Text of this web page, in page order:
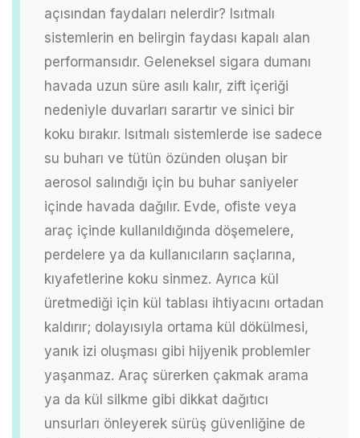
açısından faydaları nelerdir? Isıtmalı
sistemlerin en belirgin faydası kapalı alan
performansıdır. Geleneksel sigara dumanı
havada uzun süre asılı kalır, zift içeriği
nedeniyle duvarları sarartır ve sinici bir
koku bırakır. Isıtmalı sistemlerde ise sadece
su buharı ve tütün özünden oluşan bir
aerosol salındığı için bu buhar saniyeler
içinde havada dağılır. Evde, ofiste veya
araç içinde kullanıldığında döşemelere,
perdelere ya da kullanıcıların saçlarına,
kıyafetlerine koku sinmez. Ayrıca kül
üretmediği için kül tablası ihtiyacını ortadan
kaldırır; dolayısıyla ortama kül dökülmesi,
yanık izi oluşması gibi hijyenik problemler
yaşanmaz. Araç sürerken çakmak arama
ya da kül silkme gibi dikkat dağıtıcı
unsurları önleyerek sürüş güvenliğine de